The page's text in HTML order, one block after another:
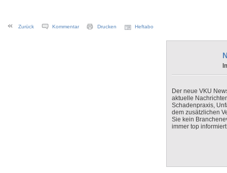
Zurück Kommentar Drucken Heftabo
Der neue VKU
aktuelle
Schadenpraxis,
dem zusätzlichen
Sie kein
immer top